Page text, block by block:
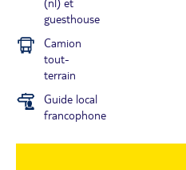
(nl) et
guesthouse
Camion
tout-
terrain
Guide local
francophone